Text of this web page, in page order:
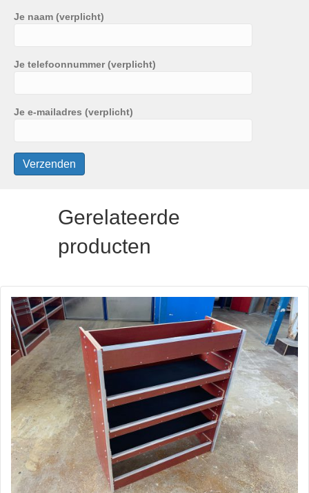
Je naam (verplicht)
Je telefoonnummer (verplicht)
Je e-mailadres (verplicht)
Gerelateerde
producten